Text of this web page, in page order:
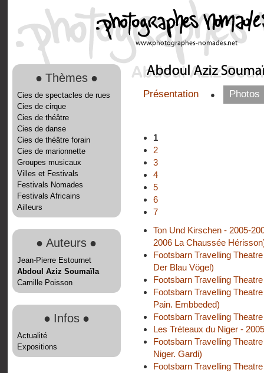
● Thèmes ●
Cies de spectacles de rues
Cies de cirque
Cies de théâtre
Cies de danse
Cies de théâtre forain
Cies de marionnette
Groupes musicaux
Villes et Festivals
Festivals Nomades
Festivals Africains
Ailleurs
● Auteurs ●
Jean-Pierre Estournet
Abdoul Aziz Soumaïla
Camille Poisson
● Infos ●
Actualité
Expositions
Présentation ● Photos
1
2
3
4
5
6
7
Ton Und Kirschen - 2005-
2006 La Chaussée
Footsbarn Travelling
Der Blau Vögel)
Footsbarn Travelling
Footsbarn Travelling
Pain. Embbeded)
Footsbarn Travelling
Les Tréteaux du Niger -
Footsbarn Travelling
Niger. Gardi)
Footsbarn Travelling